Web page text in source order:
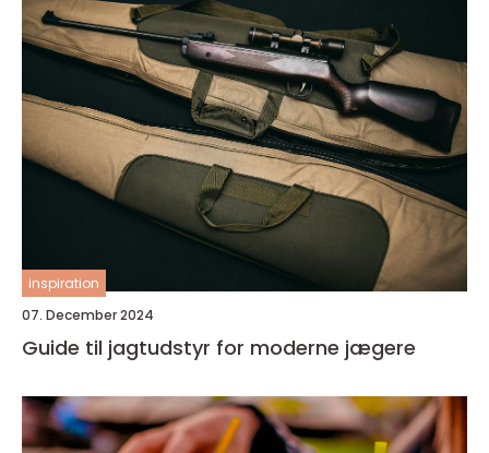
inspiration
07. December 2024
Guide til jagtudstyr for moderne jægere